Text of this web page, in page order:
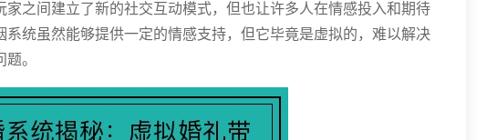
家之间建立了新的社交互动模式，但也让许多人在情感投入和期待
系统虽然能够提供一定的情感支持，但它毕竟是虚拟的，难以解决
。